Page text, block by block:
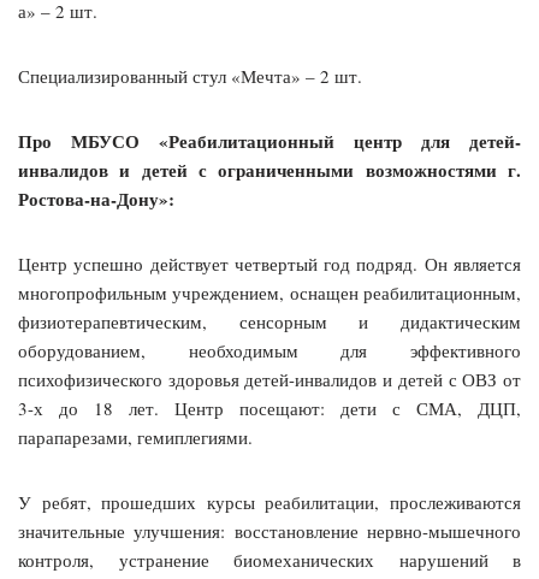
а» – 2 шт.
Специализированный стул «Мечта» – 2 шт.
Про МБУСО «Реабилитационный центр для детей-
инвалидов и детей с ограниченными возможностями г.
Ростова-на-Дону»:
Центр успешно действует четвертый год подряд. Он является
многопрофильным учреждением, оснащен реабилитационным,
физиотерапевтическим, сенсорным и дидактическим
оборудованием, необходимым для эффективного
психофизического здоровья детей-инвалидов и детей с ОВЗ от
3-х до 18 лет. Центр посещают: дети с СМА, ДЦП,
парапарезами, гемиплегиями.
У ребят, прошедших курсы реабилитации, прослеживаются
значительные улучшения: восстановление нервно-мышечного
контроля, устранение биомеханических нарушений в